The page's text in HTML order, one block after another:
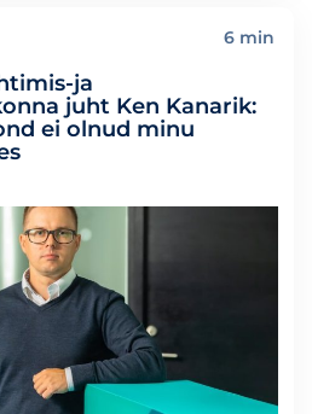
6 min
ja
juht Ken Kanarik:
ei olnud minu